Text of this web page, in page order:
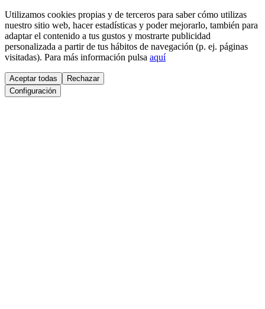
Utilizamos cookies propias y de terceros para saber cómo utilizas
nuestro sitio web, hacer estadísticas y poder mejorarlo, también para
adaptar el contenido a tus gustos y mostrarte publicidad
personalizada a partir de tus hábitos de navegación (p. ej. páginas
visitadas). Para más información pulsa aquí
Aceptar todas
Rechazar
Configuración